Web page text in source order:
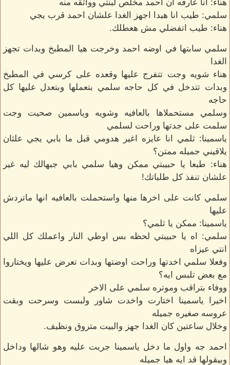
هناء: انا عارفه ان احمد مخلص لبنتي وواثقه منه
سلمي: طيب انا هبدا اجهز الغدا علشان احمد قرب يجي
هناء: طيب اتفضلي مش هعطلك.
سلمي سابتها في اوضه احمد وخرجت هيا المطبخ وبدات تجهز
الغدا
هناء شويه وجت تتفرج عليها وقعده على كرسي في المطبخ
وبدات تتدخل في كل حاجه سلمي بتعملها وبتعدل عليها كل
حاجه
وسلمي مستحملاها بالعافيه وشويه وياسمين صحيت وجت
سلمت على جدتها وراحت لسلمي
ياسمينا: ثلمي انا عايزه اغير هدومي قبل ما بابي يجي علثان
يلاقيني جميله ممتن؟
هناء: طبعا يا حبيبتي ممكن وهيا سلمي بابي جبهالك ليه غير
علشان تنفذ كل طلباتك!
سلمي كانت على اخرها منها واستحملت بالعافيه انها ماتردش
عليها
ياسمينا: ممكن يا ثلمي؟
سلمي: اه يا حبيبتي لحظه بس اوطي النار واعملك كل اللي
انتي عيزاه
وفعلا سلمي اخدتها وراحت اوضتها وبدات تعرض عليها ويختاروا
مع بعض تلبس ايه؟
ووفاء بتراقب وموتره سلمي على الاخر
اخيرا ياسمينا اختارت واخدت شاور ولبست وسرحت وبقت
عروسه صغيره جميله
وخلال ساعتين كان الغدا جهز والبيت متروق ونظيف.
احمد جه واول ما دخل ياسمينا جريت عليه وهو شالها وداخل
وبيقولها قد ايه هيا جميله